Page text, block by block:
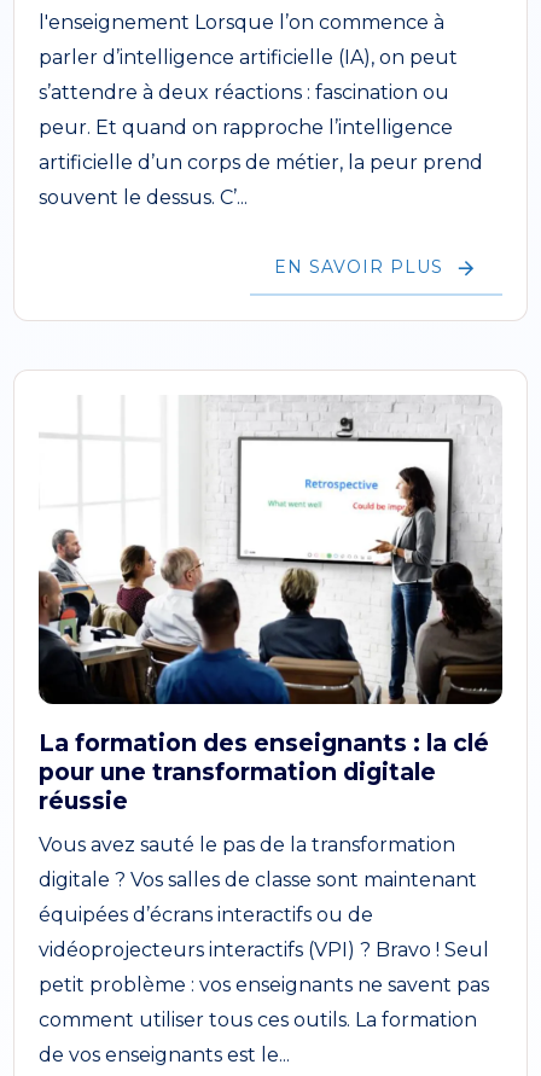
l'enseignement Lorsque l’on commence à
parler d’intelligence artificielle (IA), on peut
s’attendre à deux réactions : fascination ou
peur. Et quand on rapproche l’intelligence
artificielle d’un corps de métier, la peur prend
souvent le dessus. C’...
EN SAVOIR PLUS
La formation des enseignants : la clé
pour une transformation digitale
réussie
Vous avez sauté le pas de la transformation
digitale ? Vos salles de classe sont maintenant
équipées d’écrans interactifs ou de
vidéoprojecteurs interactifs (VPI) ? Bravo ! Seul
petit problème : vos enseignants ne savent pas
comment utiliser tous ces outils. La formation
de vos enseignants est le...